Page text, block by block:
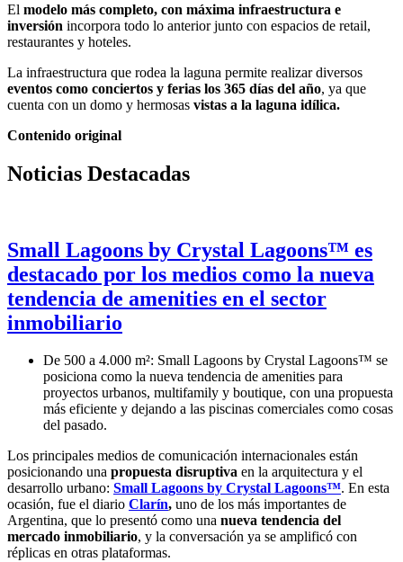
El modelo más completo, con máxima infraestructura e
inversión incorpora todo lo anterior junto con espacios de retail,
restaurantes y hoteles.
La infraestructura que rodea la laguna permite realizar diversos
eventos como conciertos y ferias los 365 días del año, ya que
cuenta con un domo y hermosas vistas a la laguna idílica.
Contenido original
Noticias Destacadas
Small Lagoons by Crystal Lagoons™ es
destacado por los medios como la nueva
tendencia de amenities en el sector
inmobiliario
De 500 a 4.000 m²: Small Lagoons by Crystal Lagoons™ se
posiciona como la nueva tendencia de amenities para
proyectos urbanos, multifamily y boutique, con una propuesta
más eficiente y dejando a las piscinas comerciales como cosas
del pasado.
Los principales medios de comunicación internacionales están
posicionando una propuesta disruptiva en la arquitectura y el
desarrollo urbano: Small Lagoons by Crystal Lagoons™. En esta
ocasión, fue el diario Clarín, uno de los más importantes de
Argentina, que lo presentó como una nueva tendencia del
mercado inmobiliario, y la conversación ya se amplificó con
réplicas en otras plataformas.